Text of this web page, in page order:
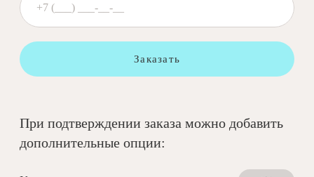
Заказать
При подтверждении заказа можно добавить
дополнительные опции: